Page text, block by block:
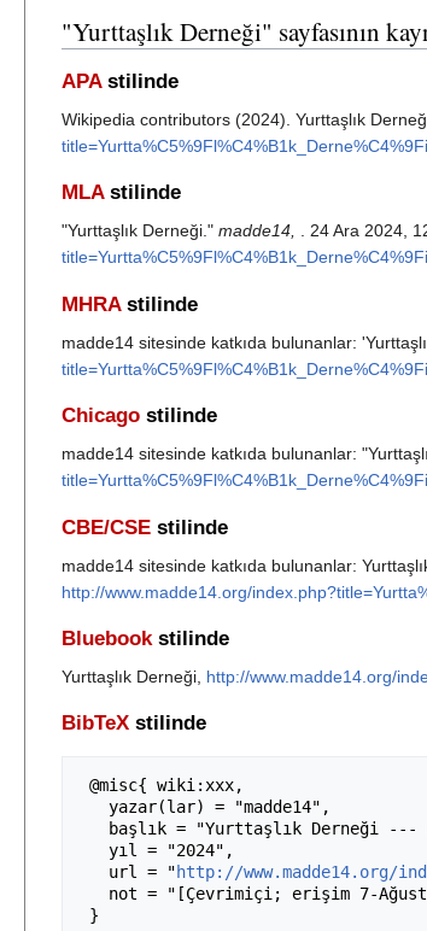
"Yurttaşlık Derneği" sayfasının
APAstilinde
Wikipedia contributors (2024). Yurttaşlık
MLAstilinde
"Yurttaşlık Derneği." madde14, . 24 Ara 2024,
MHRAstilinde
madde14 sitesinde katkıda bulunanlar:
Chicagostilinde
madde14 sitesinde katkıda bulunanlar:
CBE/CSEstilinde
madde14 sitesinde katkıda bulunanlar:
http://www.madde14.org/
Bluebookstilinde
Yurttaşlık Derneği, http://www.madde14.org/
BibTeXstilinde
   url = "
http://www.madde14.org/